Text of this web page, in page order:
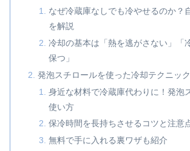
なぜ冷蔵庫なしでも冷やせるのか？
を解説
冷却の基本は「熱を逃がさない」「
保つ」
発泡スチロールを使った冷却テクニック
身近な材料で冷蔵庫代わりに！発泡
使い方
保冷時間を長持ちさせるコツと注意
無料で手に入れる裏ワザも紹介